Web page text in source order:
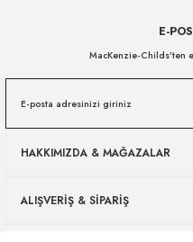
E-
MacKenzie-Childs’ten
HAKKIMIZDA & MAĞAZALAR
ALIŞVERİŞ & SİPARİŞ